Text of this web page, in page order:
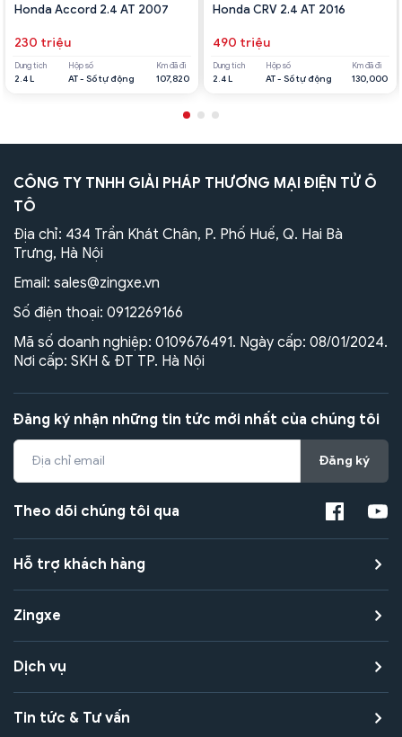
Honda Accord 2.4 AT 2007
230 triệu
Dung tích
2.4 L
Hộp số
AT - Số tự động
Km đã đi
107,820
Honda CRV 2.4 AT 2016
490 triệu
Dung tích
2.4 L
Hộp số
AT - Số tự động
Km đã đi
130,000
CÔNG TY TNHH GIẢI PHÁP THƯƠNG MẠI ĐIỆN TỬ Ô
TÔ
Địa chỉ: 434 Trần Khát Chân, P. Phố Huế, Q. Hai Bà
Trưng, Hà Nội
Email: sales@zingxe.vn
Số điện thoại: 0912269166
Mã số doanh nghiệp: 0109676491. Ngày cấp: 08/01/2024.
Nơi cấp: SKH & ĐT TP. Hà Nội
Đăng ký nhận những tin tức mới nhất của chúng tôi
Đăng ký
Theo dõi chúng tôi qua
Hỗ trợ khách hàng
Zingxe
Dịch vụ
Tin tức & Tư vấn